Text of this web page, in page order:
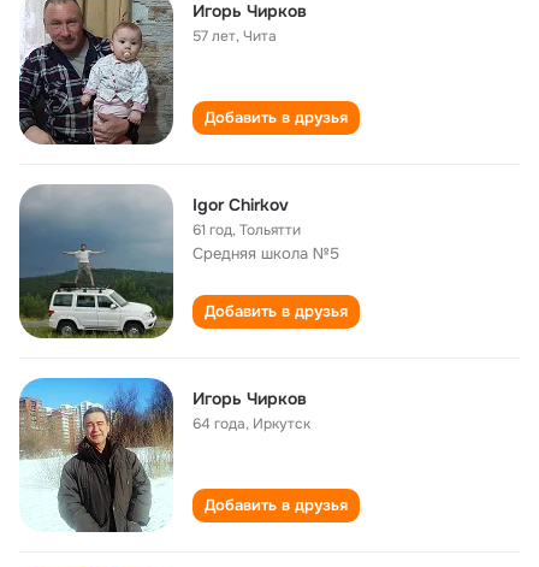
Игорь Чирков
57 лет,Чита
Добавить в друзья
Igor Chirkov
61 год,Тольятти
Средняя школа №5
Добавить в друзья
Игорь Чирков
64 года, Иркутск
Добавить в друзья